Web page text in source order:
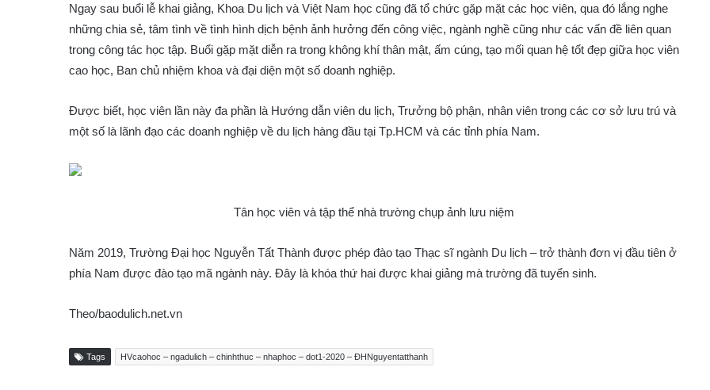
Ngay sau buổi lễ khai giảng, Khoa Du lịch và Việt Nam học cũng đã tổ chức gặp mặt các học viên, qua đó lắng nghe
những chia sẻ, tâm tình về tình hình dịch bệnh ảnh hưởng đến công việc, ngành nghề cũng như các vấn đề liên quan
trong công tác học tập. Buổi gặp mặt diễn ra trong không khí thân mật, ấm cúng, tạo mối quan hệ tốt đẹp giữa học viên
cao học, Ban chủ nhiệm khoa và đại diện một số doanh nghiệp.
Được biết, học viên lần này đa phần là Hướng dẫn viên du lịch, Trưởng bộ phận, nhân viên trong các cơ sở lưu trú và
một số là lãnh đạo các doanh nghiệp về du lịch hàng đầu tại Tp.HCM và các tỉnh phía Nam.
Tân học viên và tập thể nhà trường chụp ảnh lưu niệm
Năm 2019, Trường Đại học Nguyễn Tất Thành được phép đào tạo Thạc sĩ ngành Du lịch – trở thành đơn vị đầu tiên ở
phía Nam được đào tạo mã ngành này. Đây là khóa thứ hai được khai giảng mà trường đã tuyển sinh.
Theo/baodulich.net.vn
Tags HVcaohoc – ngadulich – chinhthuc – nhaphoc – dot1-2020 – ĐHNguyentatthanh